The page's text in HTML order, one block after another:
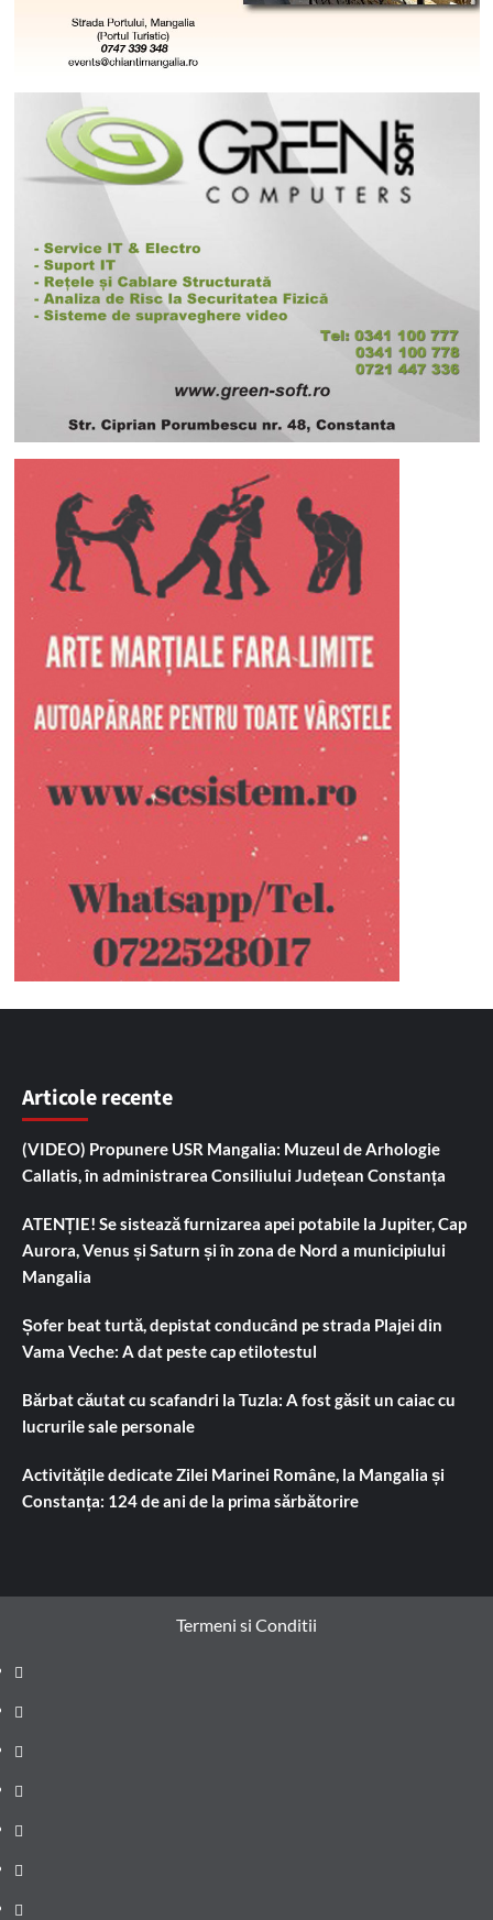
Articole recente
(VIDEO) Propunere USR Mangalia: Muzeul de Arhologie
Callatis, în administrarea Consiliului Județean Constanța
ATENȚIE! Se sistează furnizarea apei potabile la Jupiter, Cap
Aurora, Venus și Saturn și în zona de Nord a municipiului
Mangalia
Șofer beat turtă, depistat conducând pe strada Plajei din
Vama Veche: A dat peste cap etilotestul
Bărbat căutat cu scafandri la Tuzla: A fost găsit un caiac cu
lucrurile sale personale
Activitățile dedicate Zilei Marinei Române, la Mangalia și
Constanța: 124 de ani de la prima sărbătorire
Termeni si Conditii
Prima
pagină
Știri
de
ultima
Administrație
locală
Actualitate
Justiție
Cultura
Sănătate